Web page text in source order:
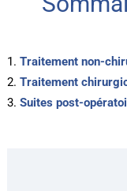
Traitement non-
Traitement
Suites post-